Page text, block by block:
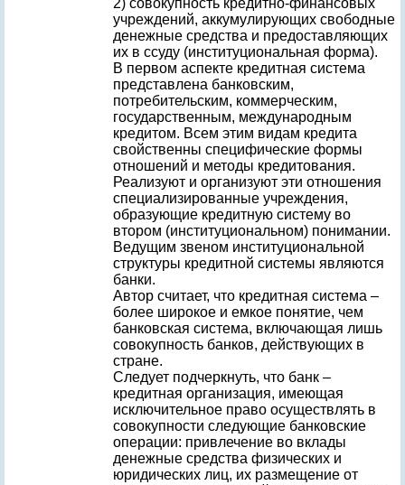
2) совокупность кредитно-финансовых
учреждений, аккумулирующих свободные
денежные средства и предоставляющих
их в ссуду (институциональная форма).
В первом аспекте кредитная система
представлена банковским,
потребительским, коммерческим,
государственным, международным
кредитом. Всем этим видам кредита
свойственны специфические формы
отношений и методы кредитования.
Реализуют и организуют эти отношения
специализированные учреждения,
образующие кредитную систему во
втором (институциональном) понимании.
Ведущим звеном институциональной
структуры кредитной системы являются
банки.
Автор считает, что кредитная система –
более широкое и емкое понятие, чем
банковская система, включающая лишь
совокупность банков, действующих в
стране.
Следует подчеркнуть, что банк –
кредитная организация, имеющая
исключительное право осуществлять в
совокупности следующие банковские
операции: привлечение во вклады
денежные средства физических и
юридических лиц, их размещение от